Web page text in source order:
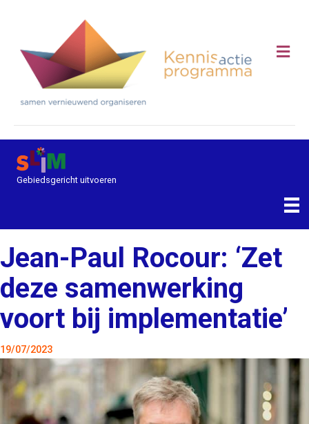
Gebiedsgericht uitvoeren
Jean-Paul Rocour: ‘Zet
deze samenwerking
voort bij implementatie’
19/07/2023